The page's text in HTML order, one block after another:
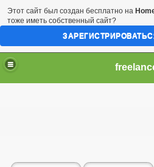
Этот сайт был создан бесплатно на
тоже иметь собственный сайт?